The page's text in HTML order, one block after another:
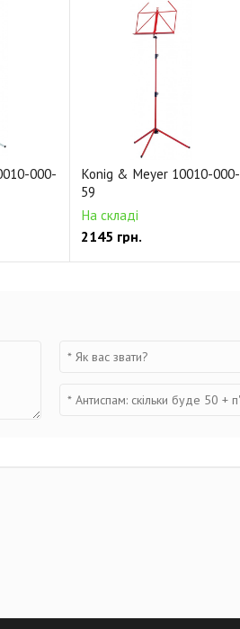
000-
Konig & Meyer 10010-000-
59
На складі
2145 грн.